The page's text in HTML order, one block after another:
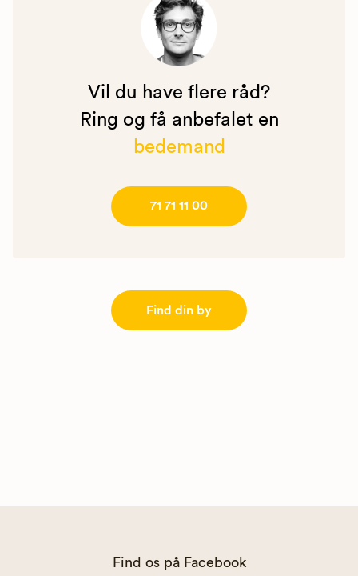
Vil du have flere råd?
Ring og få anbefalet en
bedemand
71 71 11 00
Find din by
Find os på Facebook